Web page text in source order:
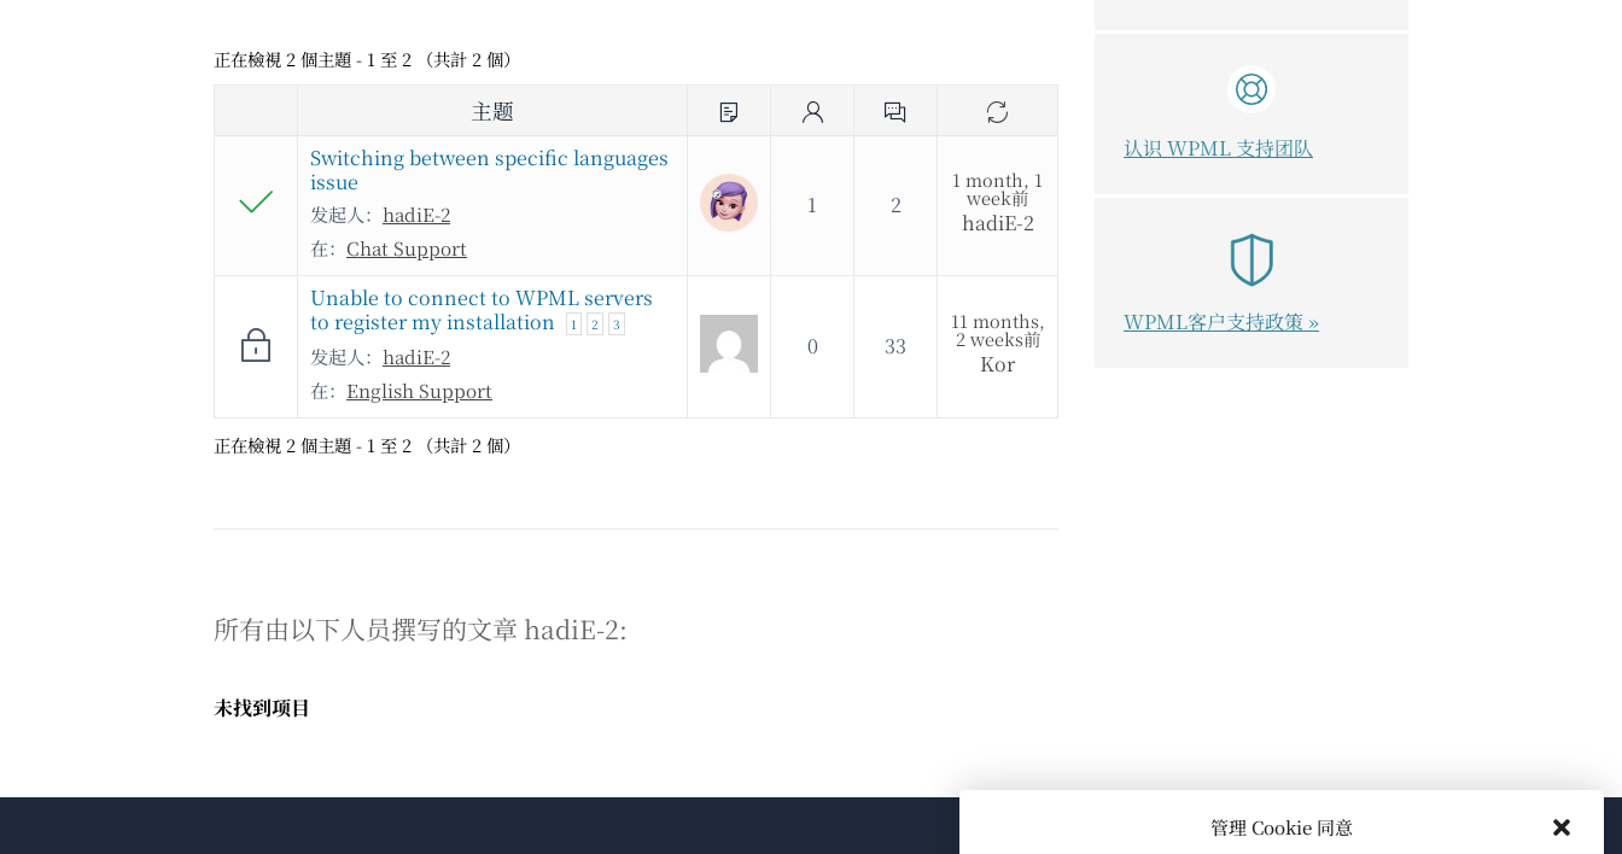
管理 Cookie 同意
正在檢視 2 個主題 - 1 至 2 （共計 2 個）
主题
Switching between specific languages
issue
发起人： hadiE-2
在： Chat Support
1 2
1 month, 1
week前
hadiE-2
Unable to connect to WPML servers
to register my installation
1 2 3
发起人： hadiE-2
在： English Support
0 33
11 months,
2 weeks前
Kor
正在檢視 2 個主題 - 1 至 2 （共計 2 個）
所有由以下人员撰写的文章 hadiE-2:
未找到项目
认识 WPML 支持团队
WPML客户支持政策 »